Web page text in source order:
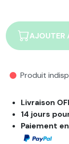
AJOUTER
Produit
Livraison
14 jours
Paiement